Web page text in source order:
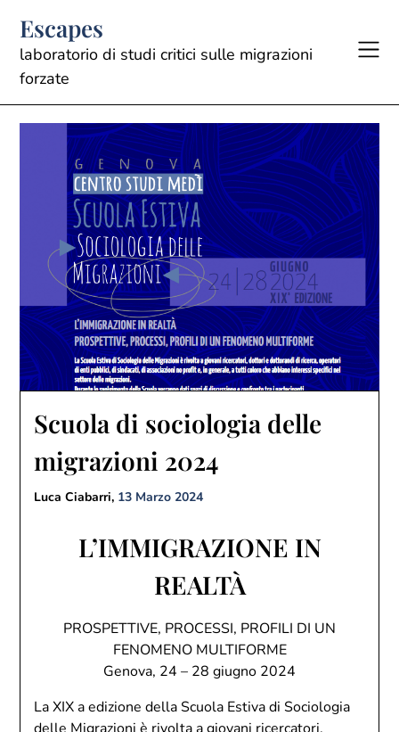
content
Escapes
laboratorio di studi critici sulle migrazioni
forzate
Scuola di sociologia delle
migrazioni 2024
Luca Ciabarri, 13 Marzo 2024
L’IMMIGRAZIONE IN
REALTÀ
PROSPETTIVE, PROCESSI, PROFILI DI UN
FENOMENO MULTIFORME
Genova, 24 – 28 giugno 2024
La XIX a edizione della Scuola Estiva di Sociologia